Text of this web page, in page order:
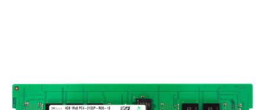
Блоки живлення
Контролери RAID